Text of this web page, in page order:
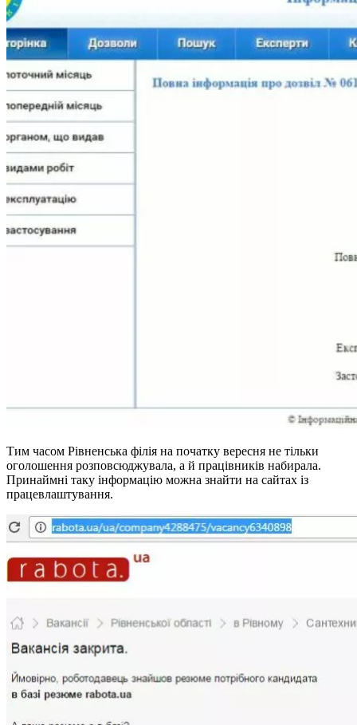
Тим часом Рівненська філія на початку вересня не тільки
оголошення розповсюджувала, а й працівників набирала.
Принаймні таку інформацію можна знайти на сайтах із
працевлаштування.